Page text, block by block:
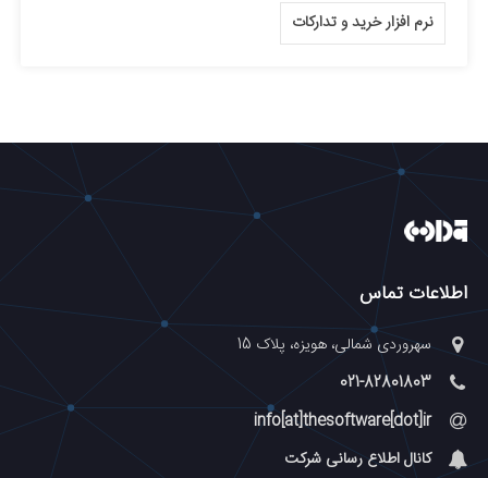
نرم افزار خرید و تدارکات
اطلاعات تماس
سهروردی شمالی، هویزه، پلاک 15
021-82801803
info[at]thesoftware[dot]ir
کانال اطلاع رسانی شرکت